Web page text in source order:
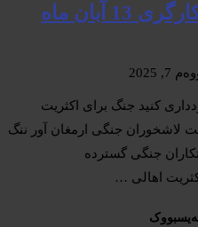
اخباروگزارش های کارگری 13 آبان ماه
2025
کنید جنگ برای اکثریت
لاشخوران جنگی ارمغان آور ننگ
جنگی گسترده
اهالی …